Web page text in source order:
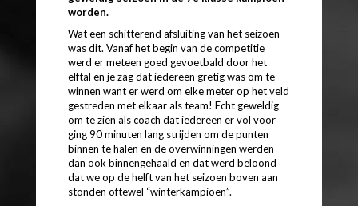
worden.
Wat een schitterend afsluiting van het seizoen
was dit. Vanaf het begin van de competitie
werd er meteen goed gevoetbald door het
elftal en je zag dat iedereen gretig was om te
winnen want er werd om elke meter op het veld
gestreden met elkaar als team! Echt geweldig
om te zien als coach dat iedereen er vol voor
ging 90 minuten lang strijden om de punten
binnen te halen en de overwinningen werden
dan ook binnengehaald en dat werd beloond
dat we op de helft van het seizoen boven aan
stonden oftewel “winterkampioen”.